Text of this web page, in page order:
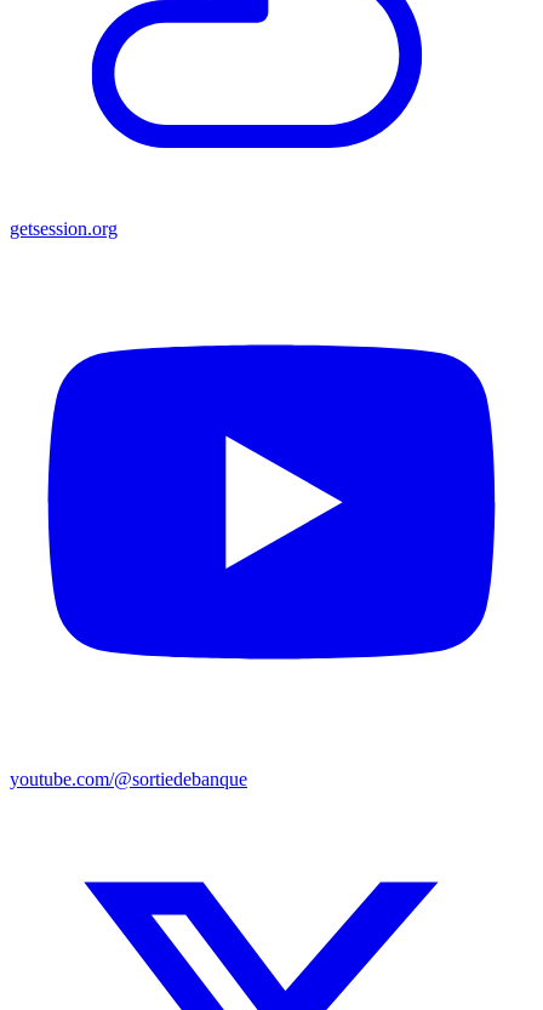
getsession.org
youtube.com/@sortiedebanque